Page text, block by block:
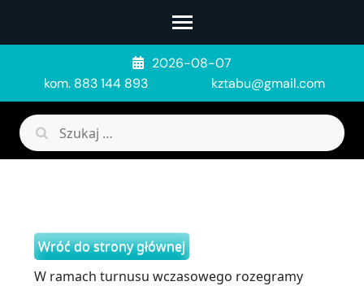
content
2026-08-07
kom. 883 144 893
kztabu@gmail.com
Szukaj:
Wróć do strony głównej
W ramach turnusu wczasowego rozegramy